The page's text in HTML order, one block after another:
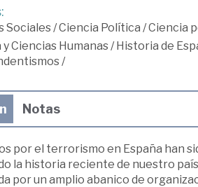
Sociales/Ciencia Política /Ciencia
Ciencias Humanas/Historia de
/
Notas
por el terrorismo en España han
la historia reciente de nuestro
por un amplio abanico de